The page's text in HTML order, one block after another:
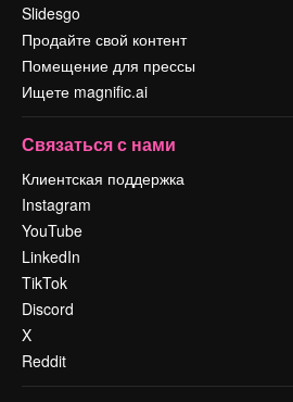
Slidesgo
Продайте свой контент
Помещение для прессы
Ищете magnific.ai
Связаться с нами
Клиентская поддержка
Instagram
YouTube
LinkedIn
TikTok
Discord
X
Reddit